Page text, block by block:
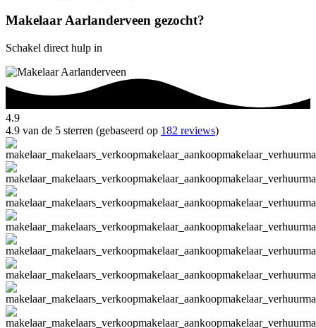
Makelaar Aarlanderveen gezocht?
Schakel direct hulp in
4.9
4.9 van de 5 sterren (gebaseerd op 182 reviews)